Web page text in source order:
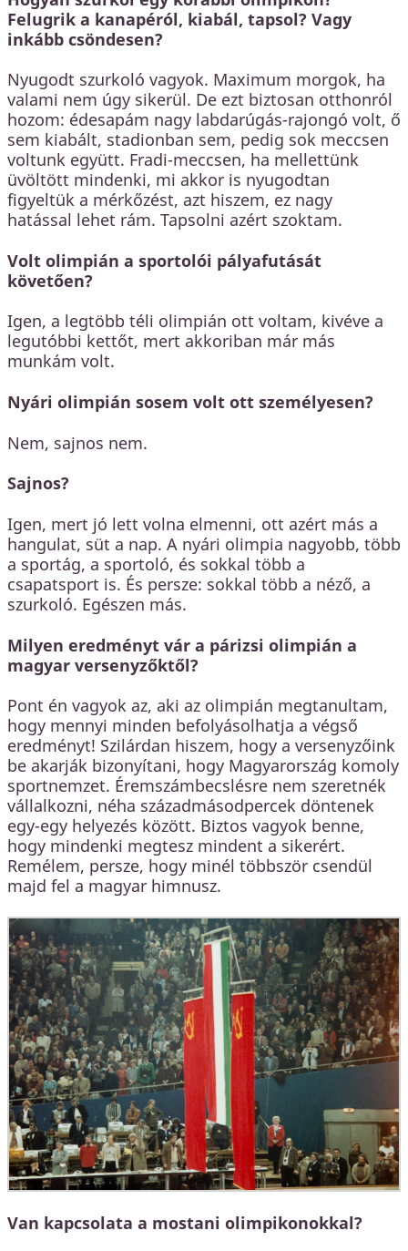
Felugrik a kanapéról, kiabál, tapsol? Vagy
inkább csöndesen?
Nyugodt szurkoló vagyok. Maximum morgok, ha
valami nem úgy sikerül. De ezt biztosan otthonról
hozom: édesapám nagy labdarúgás-rajongó volt, ő
sem kiabált, stadionban sem, pedig sok meccsen
voltunk együtt. Fradi-meccsen, ha mellettünk
üvöltött mindenki, mi akkor is nyugodtan
figyeltük a mérkőzést, azt hiszem, ez nagy
hatással lehet rám. Tapsolni azért szoktam.
Volt olimpián a sportolói pályafutását
követően?
Igen, a legtöbb téli olimpián ott voltam, kivéve a
legutóbbi kettőt, mert akkoriban már más
munkám volt.
Nyári olimpián sosem volt ott személyesen?
Nem, sajnos nem.
Sajnos?
Igen, mert jó lett volna elmenni, ott azért más a
hangulat, süt a nap. A nyári olimpia nagyobb, több
a sportág, a sportoló, és sokkal több a
csapatsport is. És persze: sokkal több a néző, a
szurkoló. Egészen más.
Milyen eredményt vár a párizsi olimpián a
magyar versenyzőktől?
Pont én vagyok az, aki az olimpián megtanultam,
hogy mennyi minden befolyásolhatja a végső
eredményt! Szilárdan hiszem, hogy a versenyzőink
be akarják bizonyítani, hogy Magyarország komoly
sportnemzet. Éremszámbecslésre nem szeretnék
vállalkozni, néha századmásodpercek döntenek
egy-egy helyezés között. Biztos vagyok benne,
hogy mindenki megtesz mindent a sikerért.
Remélem, persze, hogy minél többször csendül
majd fel a magyar himnusz.
Van kapcsolata a mostani olimpikonokkal?